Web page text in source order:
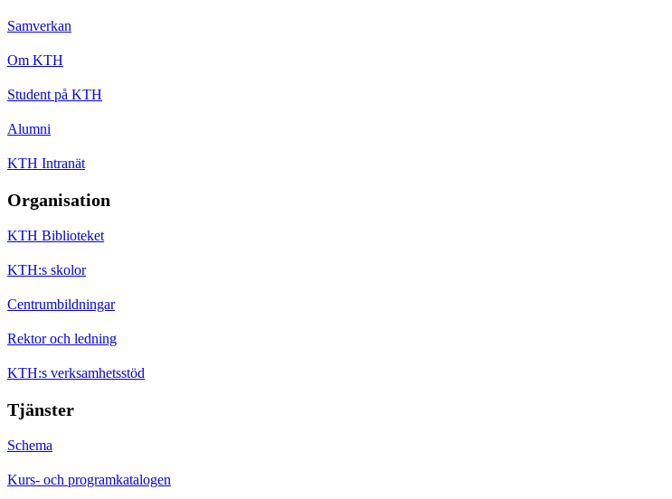
Samverkan
Om KTH
Student på KTH
Alumni
KTH Intranät
Organisation
KTH Biblioteket
KTH:s skolor
Centrumbildningar
Rektor och ledning
KTH:s verksamhetsstöd
Tjänster
Schema
Kurs- och programkatalogen